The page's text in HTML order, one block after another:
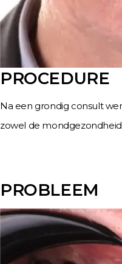
PROCEDURE
Na een grondig consult
zowel de
PROBLEEM